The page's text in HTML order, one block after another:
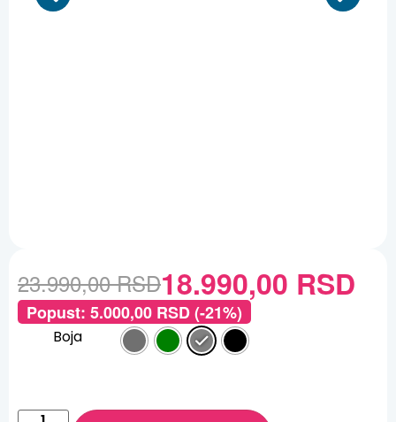
23.990,00RSD18.990,00 RSD
Popust: 5.000,00 RSD(-21%)
Boja